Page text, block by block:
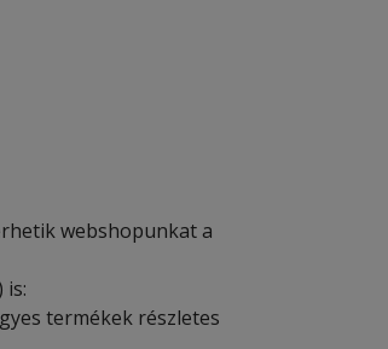
webshopunkat a
is:
termékek részletes